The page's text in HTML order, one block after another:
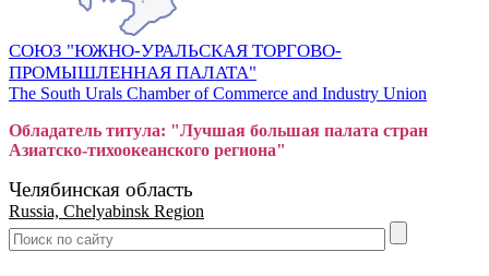
СОЮЗ "ЮЖНО-УРАЛЬСКАЯ ТОРГОВО-
ПРОМЫШЛЕННАЯ ПАЛАТА"
The South Urals Chamber of Commerce and Industry Union
Обладатель титула: "Лучшая большая палата стран
Азиатско-тихоокеанского региона"
Челябинская область
Russia, Chelyabinsk Region